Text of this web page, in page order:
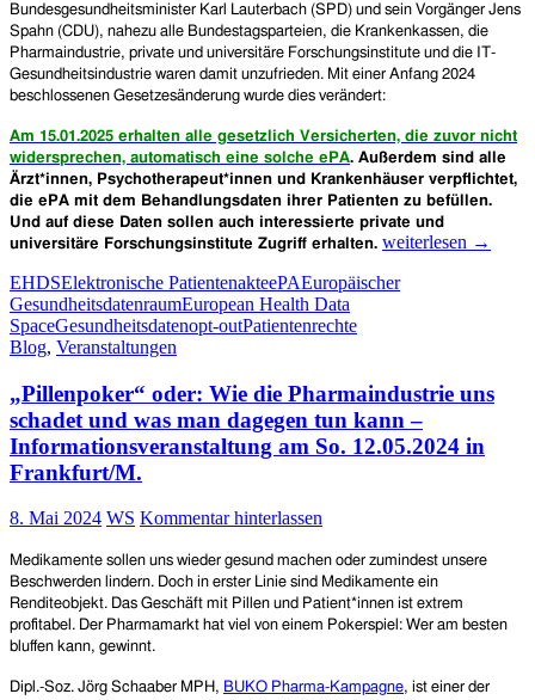
in
Kulmbach,
Köln,
Drensteinfurt,
Dortmund,
und
München)
Bundesgesundheitsminister Karl Lauterbach (SPD) und sein Vorgänger Jens
Spahn (CDU), nahezu alle Bundestagsparteien, die Krankenkassen, die
Pharmaindustrie, private und universitäre Forschungsinstitute und die IT-
Gesundheitsindustrie waren damit unzufrieden. Mit einer Anfang 2024
beschlossenen Gesetzesänderung wurde dies verändert:
Am 15.01.2025 erhalten alle gesetzlich Versicherten, die zuvor nicht
widersprechen, automatisch eine solche ePA. Außerdem sind alle
Ärzt*innen, Psychotherapeut*innen und Krankenhäuser verpflichtet,
die ePA mit dem Behandlungsdaten ihrer Patienten zu befüllen.
Und auf diese Daten sollen auch interessierte private und
universitäre Forschungsinstitute Zugriff erhalten. Elektronische
(ePA)
für
den
Schutz
von
am
4.
Juni
weiterlesen →
EHDSElektronische PatientenakteePAEuropäischer
GesundheitsdatenraumEuropean Health Data
SpaceGesundheitsdatenopt-outPatientenrechte
Blog, Veranstaltungen
„Pillenpoker“ oder: Wie die Pharmaindustrie uns
schadet und was man dagegen tun kann –
Informationsveranstaltung am So. 12.05.2024 in
Frankfurt/M.
8. Mai 2024 WS Kommentar hinterlassen
Medikamente sollen uns wieder gesund machen oder zumindest unsere
Beschwerden lindern. Doch in erster Linie sind Medikamente ein
Renditeobjekt. Das Geschäft mit Pillen und Patient*innen ist extrem
profitabel. Der Pharmamarkt hat viel von einem Pokerspiel: Wer am besten
bluffen kann, gewinnt.
Dipl.-Soz. Jörg Schaaber MPH, BUKO Pharma-Kampagne, ist einer der